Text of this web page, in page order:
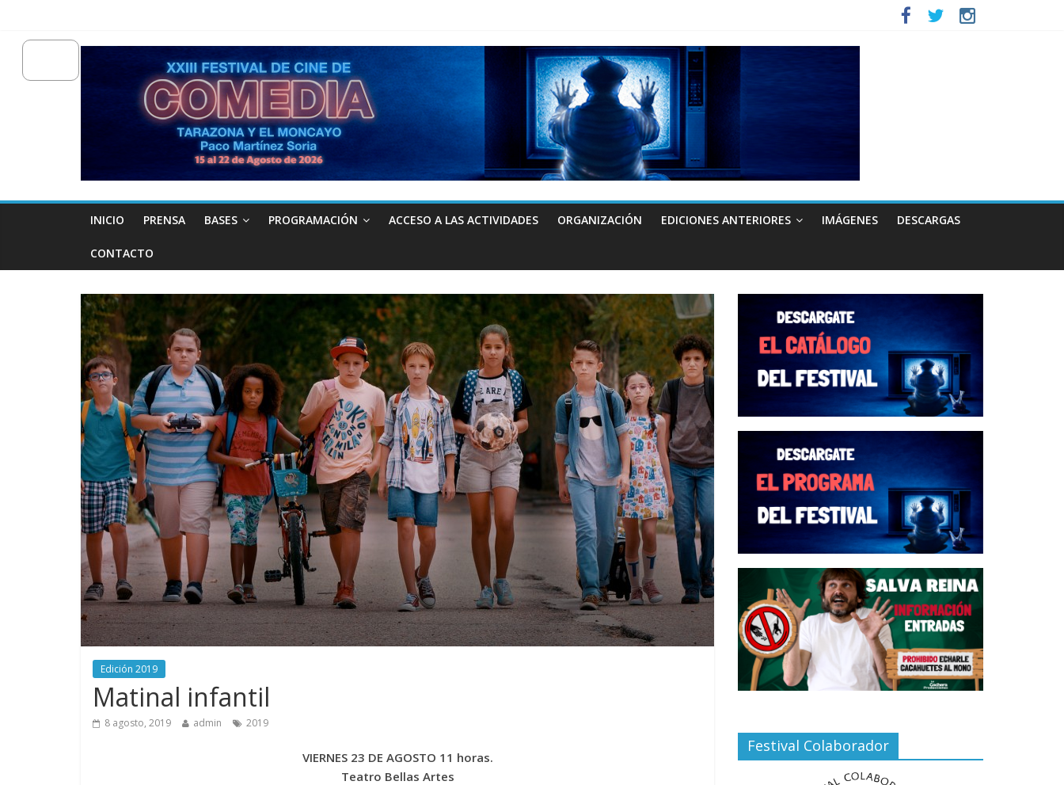
INICIO PRENSA BASES PROGRAMACIÓN ACCESO A LAS ACTIVIDADES ORGANIZACIÓN EDICIONES ANTERIORES IMÁGENES DESCARGAS
CONTACTO
Edición 2019
Matinal infantil
8 agosto, 2019 admin 2019
VIERNES 23 DE AGOSTO 11 horas.
Teatro Bellas Artes
Festival Colaborador